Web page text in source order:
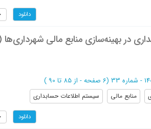
دانلود
در بهینه‌سازی منابع مالی شهرداری‌ها
(‎6 صفحه - از 85 تا 90 )
منابع مالی سیستم اطلاعات حسابداری
دانلود